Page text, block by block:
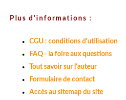
Plus d'informations :
CGU : conditions d'utilisation
FAQ - la foire aux questions
Tout savoir sur l'auteur
Formulaire de contact
Accès au sitemap du site